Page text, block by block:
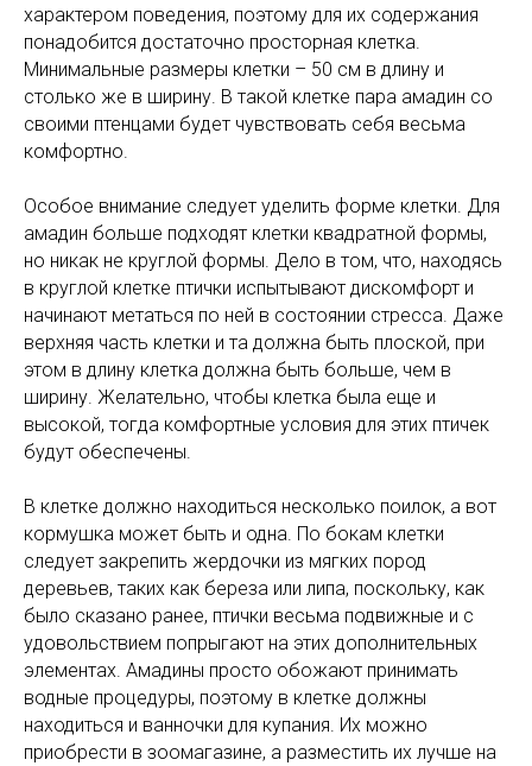
характером поведения, поэтому для их содержания
понадобится достаточно просторная клетка.
Минимальные размеры клетки – 50 см в длину и
столько же в ширину. В такой клетке пара амадин со
своими птенцами будет чувствовать себя весьма
комфортно.
Особое внимание следует уделить форме клетки. Для
амадин больше подходят клетки квадратной формы,
но никак не круглой формы. Дело в том, что, находясь
в круглой клетке птички испытывают дискомфорт и
начинают метаться по ней в состоянии стресса. Даже
верхняя часть клетки и та должна быть плоской, при
этом в длину клетка должна быть больше, чем в
ширину. Желательно, чтобы клетка была еще и
высокой, тогда комфортные условия для этих птичек
будут обеспечены.
В клетке должно находиться несколько поилок, а вот
кормушка может быть и одна. По бокам клетки
следует закрепить жердочки из мягких пород
деревьев, таких как береза или липа, поскольку, как
было сказано ранее, птички весьма подвижные и с
удовольствием попрыгают на этих дополнительных
элементах. Амадины просто обожают принимать
водные процедуры, поэтому в клетке должны
находиться и ванночки для купания. Их можно
приобрести в зоомагазине, а разместить их лучше на